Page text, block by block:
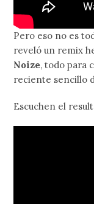
Pero eso no es
reveló un remix
Noize, todo para
reciente sencillo
Escuchen el